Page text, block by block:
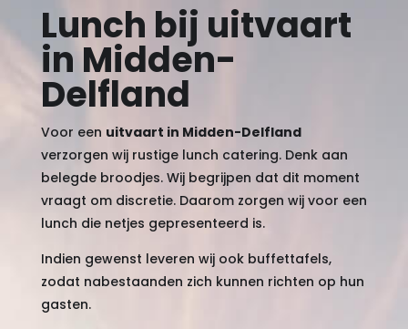
Lunch bij uitvaart
in Midden-
Delfland
Voor een uitvaart in Midden-Delfland
verzorgen wij rustige lunch catering. Denk aan
belegde broodjes. Wij begrijpen dat dit moment
vraagt om discretie. Daarom zorgen wij voor een
lunch die netjes gepresenteerd is.
Indien gewenst leveren wij ook buffettafels,
zodat nabestaanden zich kunnen richten op hun
gasten.